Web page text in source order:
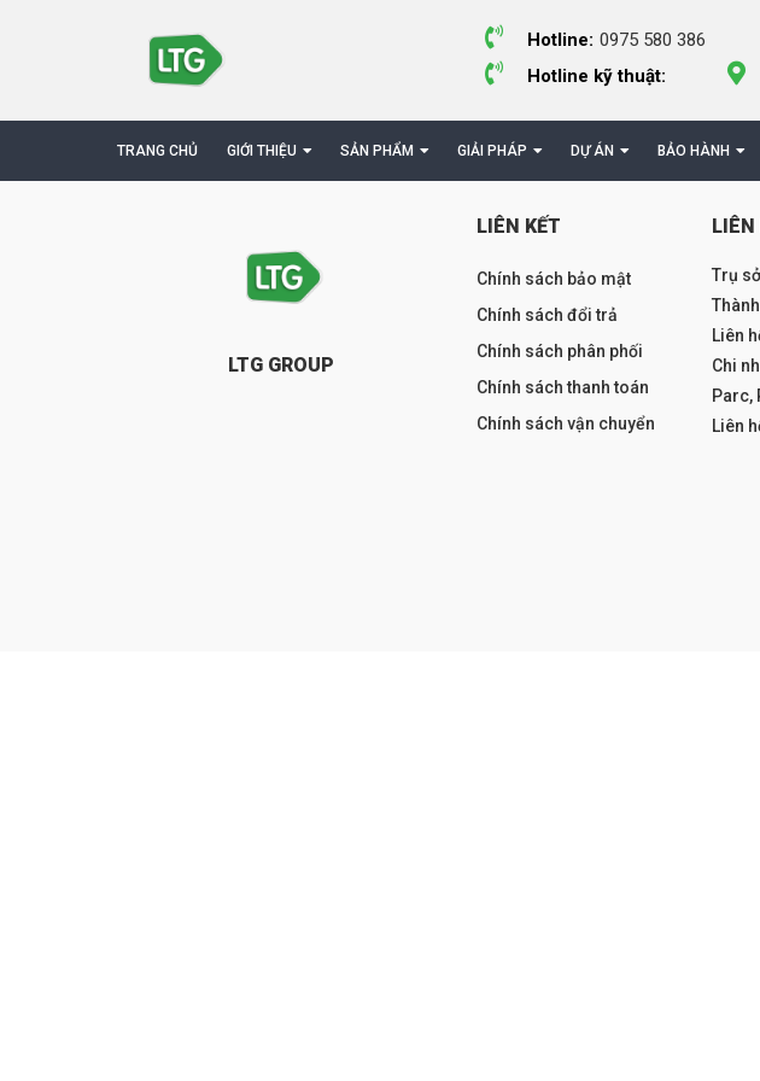
Hotline: 0975 580 386
Hotline kỹ thuật:
TRANG CHỦ GIỚI THIỆU SẢN PHẨM GIẢI PHÁP DỰ ÁN BẢO HÀNH
LTG GROUP
LIÊN KẾT
Chính sách bảo mật
Chính sách đổi trả
Chính sách phân phối
Chính sách thanh toán
Chính sách vận chuyển
LIÊN
Trụ
Liên
Chi
Parc,
Liên